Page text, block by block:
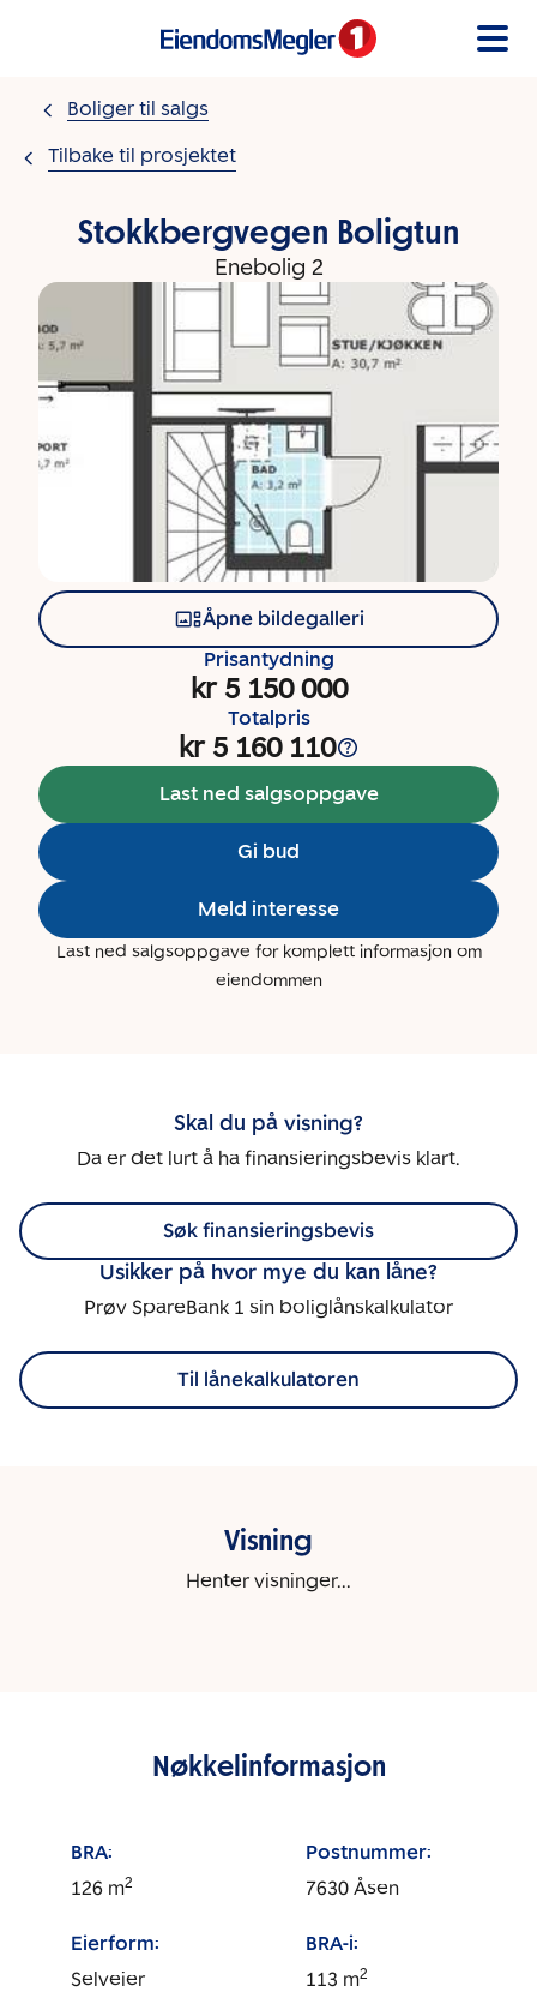
Boliger til salgs
Tilbake til prosjektet
Stokkbergvegen Boligtun
Enebolig 2
Åpne bildegalleri
Prisantydning
kr 5 150 000
Totalpris
kr 5 160 110
Last ned salgsoppgave
Gi bud
Meld interesse
Last ned salgsoppgave for komplett informasjon om
eiendommen
Skal du på visning?
Da er det lurt å ha finansieringsbevis klart.
Søk finansieringsbevis
Usikker på hvor mye du kan låne?
Prøv SpareBank 1 sin boliglånskalkulator
Til lånekalkulatoren
Visning
Henter visninger...
Nøkkelinformasjon
BRA:
126 m2
Postnummer:
7630 Åsen
Eierform:
Selveier
BRA-i:
113 m2